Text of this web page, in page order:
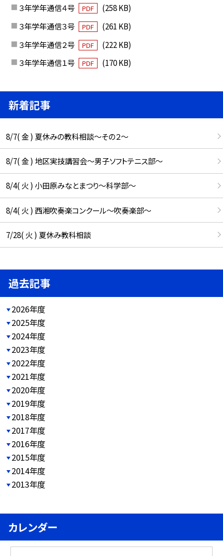
３年学年通信４号
PDF
(258 KB)
３年学年通信３号
PDF
(261 KB)
３年学年通信２号
PDF
(222 KB)
３年学年通信１号
PDF (170 KB)
新着記事
8/7( 金 ) 夏休みの教科相談～その２～
8/7( 金 ) 地区実技講習会～男子ソフトテニス部～
8/4( 火 ) 小田原みなとまつり～科学部～
8/4( 火 ) 西湘吹奏楽コンクール～吹奏楽部～
7/28( 火 ) 夏休み教科相談
過去記事
2026年度
2025年度
2024年度
2023年度
2022年度
2021年度
2020年度
2019年度
2018年度
2017年度
2016年度
2015年度
2014年度
2013年度
カレンダー